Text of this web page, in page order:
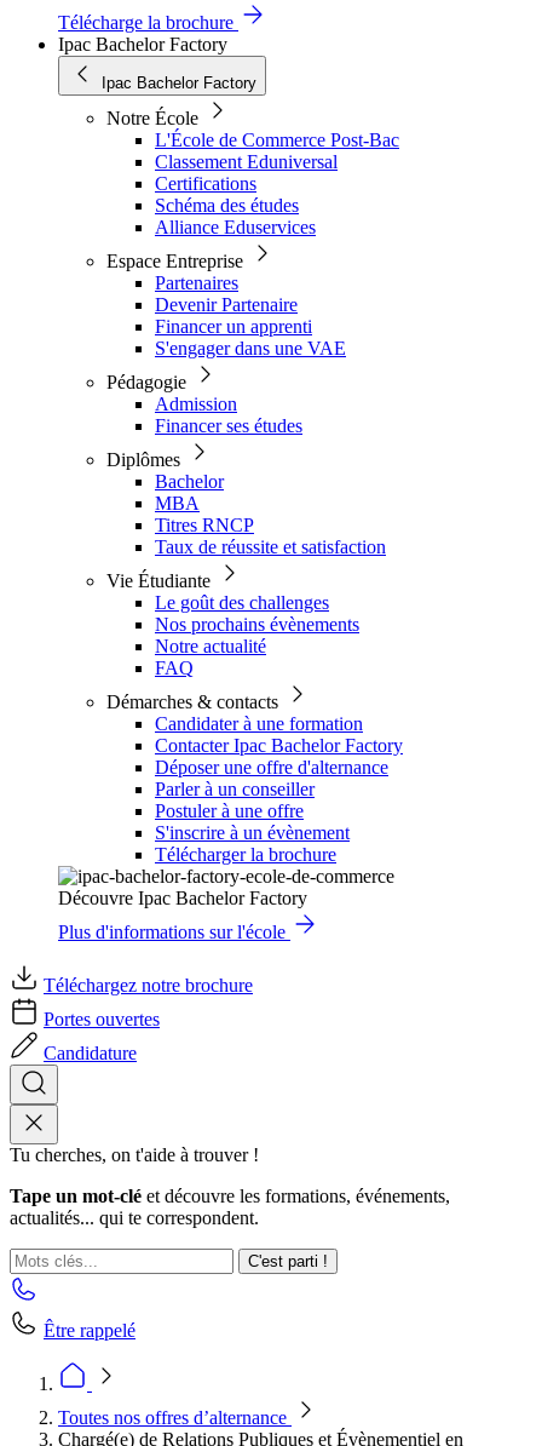
Télécharge la brochure
Ipac Bachelor Factory
Ipac Bachelor Factory
Notre École
L'École de Commerce Post-Bac
Classement Eduniversal
Certifications
Schéma des études
Alliance Eduservices
Espace Entreprise
Partenaires
Devenir Partenaire
Financer un apprenti
S'engager dans une VAE
Pédagogie
Admission
Financer ses études
Diplômes
Bachelor
MBA
Titres RNCP
Taux de réussite et satisfaction
Vie Étudiante
Le goût des challenges
Nos prochains évènements
Notre actualité
FAQ
Démarches & contacts
Candidater à une formation
Contacter Ipac Bachelor Factory
Déposer une offre d'alternance
Parler à un conseiller
Postuler à une offre
S'inscrire à un évènement
Télécharger la brochure
Découvre Ipac Bachelor Factory
Plus d'informations sur l'école
Téléchargez notre brochure
Portes ouvertes
Candidature
Tu cherches, on t'aide à trouver !
Tape un mot-clé et découvre les formations, événements,
actualités... qui te correspondent.
C'est parti !
Être rappelé
Toutes nos offres d’alternance
Chargé(e) de Relations Publiques et Évènementiel en